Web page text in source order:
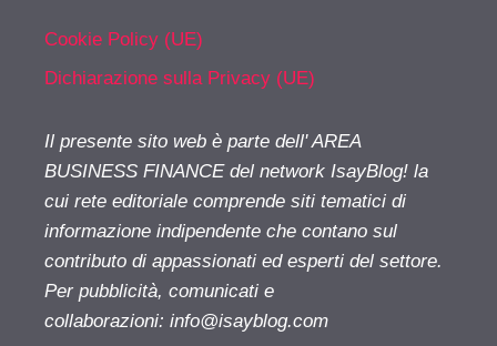
Cookie Policy (UE)
Dichiarazione sulla Privacy (UE)
Il presente sito web è parte dell' AREA
BUSINESS FINANCE del network IsayBlog! la
cui rete editoriale comprende siti tematici di
informazione indipendente che contano sul
contributo di appassionati ed esperti del settore.
Per pubblicità, comunicati e
collaborazioni: info@isayblog.com